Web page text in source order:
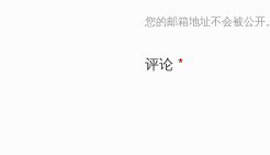
您的邮箱地址不会被公开。
评论 *